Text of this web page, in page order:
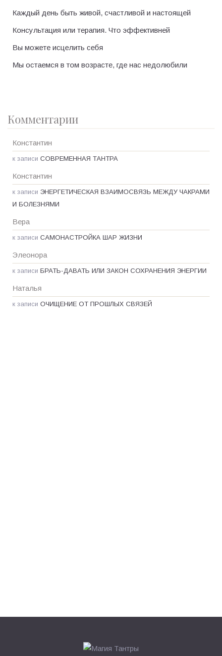
Каждый день быть живой, счастливой и настоящей
Консультация или терапия. Что эффективней
Вы можете исцелить себя
Мы остаемся в том возрасте, где нас недолюбили
Комментарии
Константин
к записи СОВРЕМЕННАЯ ТАНТРА
Константин
к записи ЭНЕРГЕТИЧЕСКАЯ ВЗАИМОСВЯЗЬ МЕЖДУ ЧАКРАМИ
И БОЛЕЗНЯМИ
Вера
к записи САМОНАСТРОЙКА ШАР ЖИЗНИ
Элеонора
к записи БРАТЬ-ДАВАТЬ ИЛИ ЗАКОН СОХРАНЕНИЯ ЭНЕРГИИ
Наталья
к записи ОЧИЩЕНИЕ ОТ ПРОШЛЫХ СВЯЗЕЙ